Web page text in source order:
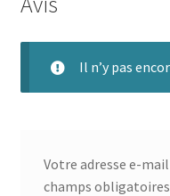
Il n’y pas
Votre adresse e-
champs